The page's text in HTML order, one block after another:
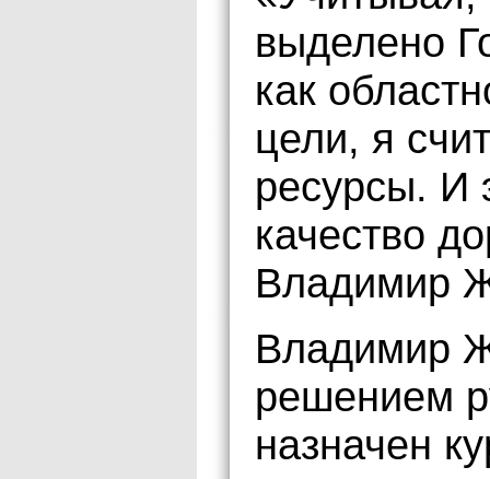
выделено
как
цели, я
ресурсы. И
качество
Владимир
Владимир
решением
назначен